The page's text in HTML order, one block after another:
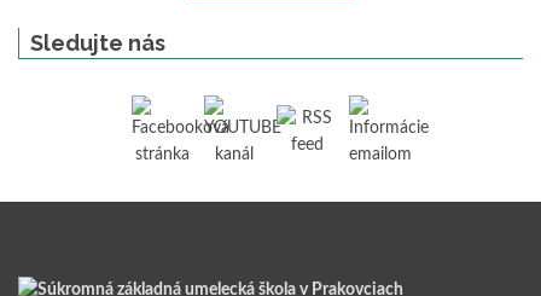
Sledujte nás